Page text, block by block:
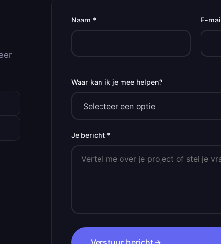
Naam * E-
Waar kan ik je mee helpen?
Je bericht *
Verstuur bericht→